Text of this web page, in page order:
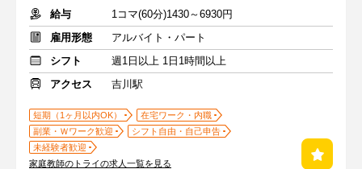
給与
1コマ(60分)1430～6930円
雇用形態
アルバイト・パート
シフト
週1日以上 1日1時間以上
アクセス
吉川駅
短期（1ヶ月以内OK）
在宅ワーク・内職
副業・Ｗワーク歓迎
シフト自由・自己申告
未経験者歓迎
家庭教師のトライの求人一覧を見る